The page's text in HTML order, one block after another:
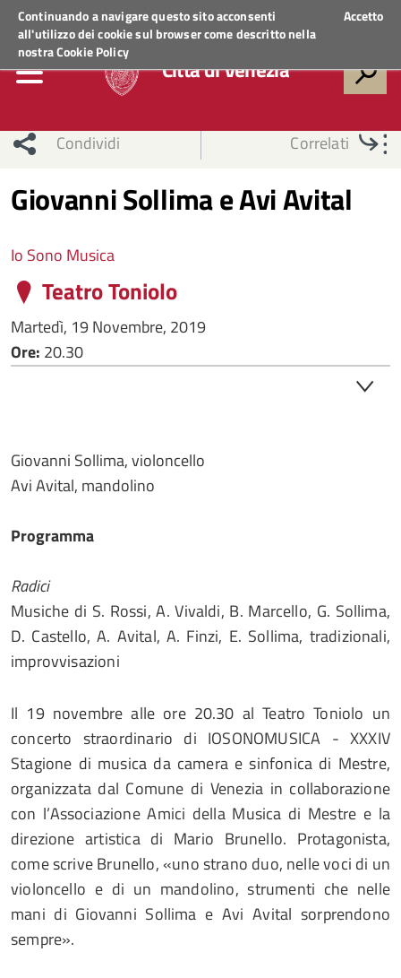
Continuando a navigare questo sito acconsenti
all'utilizzo dei cookie sul browser come descritto nella
nostraCookie Policy
Accetto
Regione VenetoACCEDI AI SERVIZI
Città di Venezia
Condividi Correlati
Giovanni Sollima e Avi Avital
Io Sono Musica
Teatro Toniolo
Martedì, 19 Novembre, 2019
Ore: 20.30
Giovanni Sollima, violoncello
Avi Avital, mandolino
Programma
Radici
Musiche di S. Rossi, A. Vivaldi, B. Marcello, G. Sollima,
D. Castello, A. Avital, A. Finzi, E. Sollima, tradizionali,
improvvisazioni
Il 19 novembre alle ore 20.30 al Teatro Toniolo un
concerto straordinario di IOSONOMUSICA - XXXIV
Stagione di musica da camera e sinfonica di Mestre,
organizzata dal Comune di Venezia in collaborazione
con l’Associazione Amici della Musica di Mestre e la
direzione artistica di Mario Brunello. Protagonista,
come scrive Brunello, «uno strano duo, nelle voci di un
violoncello e di un mandolino, strumenti che nelle
mani di Giovanni Sollima e Avi Avital sorprendono
sempre».